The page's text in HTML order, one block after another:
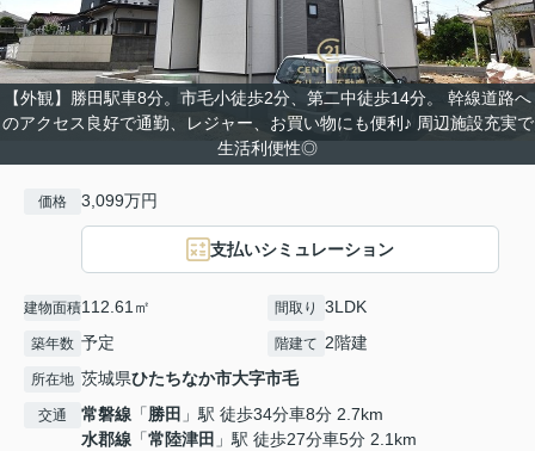
【外観】勝田駅車8分。市毛小徒歩2分、第二中徒歩14分。 幹線道路へ
のアクセス良好で通勤、レジャー、お買い物にも便利♪ 周辺施設充実で
生活利便性◎
価格 3,099万円
支払いシミュレーション
建物面積112.61㎡ 間取り 3LDK
築年数 予定 階建て 2階建
所在地 茨城県ひたちなか市大字市毛
交通 常磐線 「勝田 」駅 徒歩34分車8分 2.7km
水郡線 「常陸津田 」駅 徒歩27分車5分 2.1km